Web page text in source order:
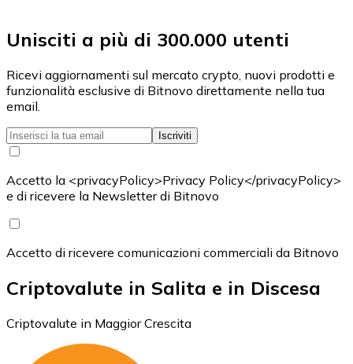
Unisciti a più di 300.000 utenti
Ricevi aggiornamenti sul mercato crypto, nuovi prodotti e
funzionalità esclusive di Bitnovo direttamente nella tua
email.
Iscriviti
Accetto la <privacyPolicy>Privacy Policy</privacyPolicy>
e di ricevere la Newsletter di Bitnovo
Accetto di ricevere comunicazioni commerciali da Bitnovo
Criptovalute in Salita e in Discesa
Criptovalute in Maggior Crescita